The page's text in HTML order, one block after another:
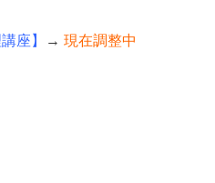
座】 →現在調整中